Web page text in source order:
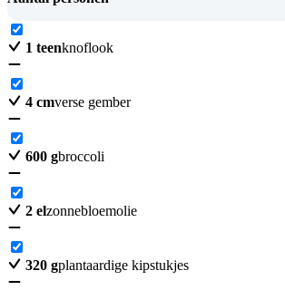
1 teenknoflook
4 cmverse gember
600 gbroccoli
2 elzonnebloemolie
320 gplantaardige kipstukjes